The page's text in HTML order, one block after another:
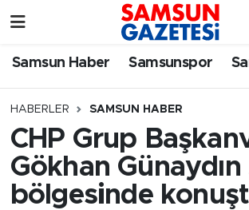
Samsun Haber Samsunspor
HABERLER SAMSUN HABER
CHP Grup
Gökhan Günaydın
bölgesinde
Samsun Haber
Samsun Rehberi
Resmi İlanlar
Samsun Nöbetçi Eczaneler
SAMSUN Namaz Vakitleri
Samsun Trafik Yoğunluk